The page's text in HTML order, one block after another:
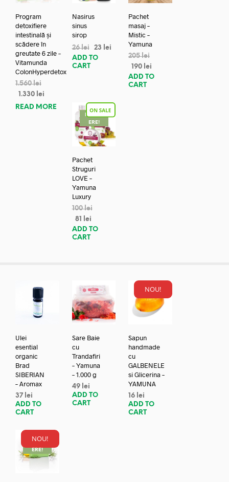
Program
detoxifiere
intestinală și
scădere în
greutate 6 zile –
Vitamunda
ColonHyperdetox
1.560lei
1.330 lei
READ MORE
Nasirus
sinus
sirop
26lei 23
lei
ADD TO
CART
Pachet
masaj –
Mistic –
Yamuna
205lei
190 lei
ADD TO
CART
REDUC
ERE!
Pachet
Struguri
LOVE –
Yamuna
Luxury
100lei
81
lei
ADD TO
CART
Ulei
esential
organic
Brad
SIBERIAN
– Aromax
37 lei
ADD TO
CART
Sare Baie
cu
Trandafiri
– Yamuna
– 1.000 g
49 lei
ADD TO
CART
NOU!
Sapun
handmade
cu
GALBENELE
si Glicerina –
YAMUNA
16 lei
ADD TO
CART
NOU!
REDUC
ERE!